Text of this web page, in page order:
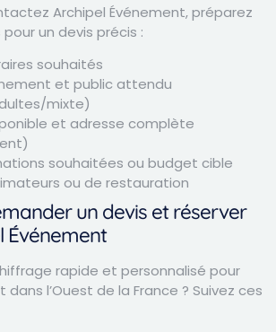
Archipel Événement, préparez
un devis précis :
souhaités
et public attendu
mixte)
et adresse complète
souhaitées ou budget cible
ou de restauration
un devis et réserver
Événement
rapide et personnalisé pour
l’Ouest de la France ? Suivez ces